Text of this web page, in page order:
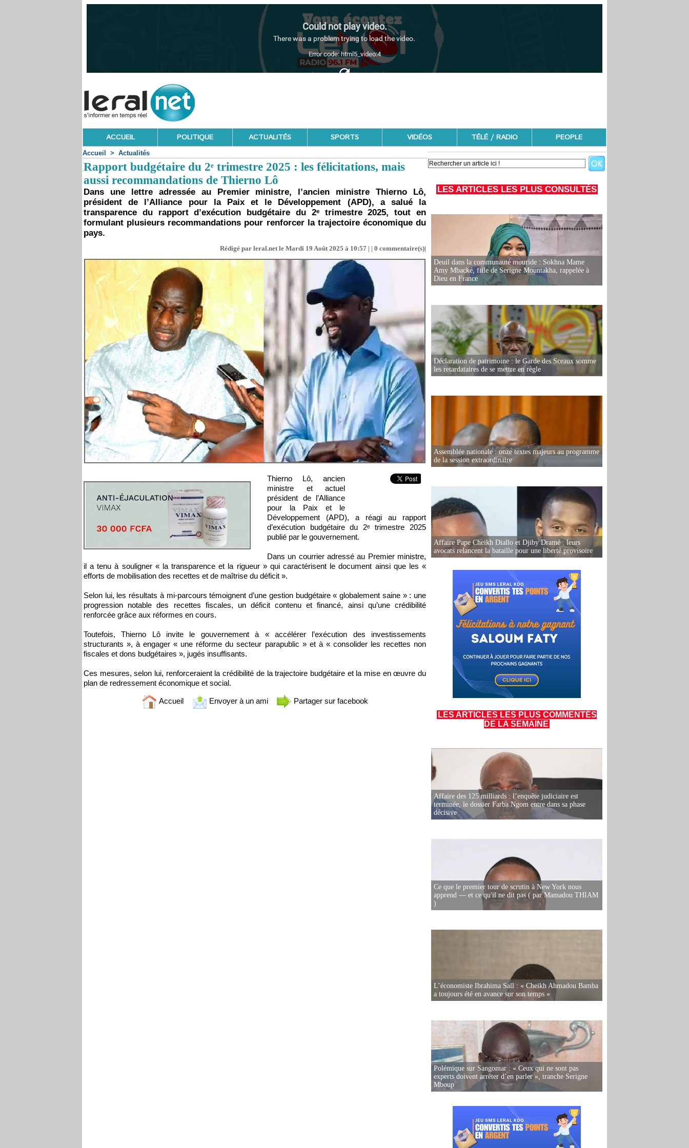
ACCUEIL POLITIQUE ACTUALITÉS SPORTS VIDÉOS TÉLÉ / RADIO PEOPLE
Accueil > Actualités
Rapport budgétaire du 2ᵉ trimestre 2025 : les félicitations, mais
aussi recommandations de Thierno Lô
Dans une lettre adressée au Premier ministre, l’ancien ministre Thierno Lô,
président de l’Alliance pour la Paix et le Développement (APD), a salué la
transparence du rapport d’exécution budgétaire du 2ᵉ trimestre 2025, tout en
formulant plusieurs recommandations pour renforcer la trajectoire économique du
pays.
Rédigé par leral.net le Mardi 19 Août 2025 à 10:57 | | 0 commentaire(s)|
Thierno Lô, ancien
ministre et actuel
président de l’Alliance
pour la Paix et le
Développement (APD), a réagi au rapport
d’exécution budgétaire du 2ᵉ trimestre 2025
publié par le gouvernement.
Dans un courrier adressé au Premier ministre,
il a tenu à souligner « la transparence et la rigueur » qui caractérisent le document ainsi que les «
efforts de mobilisation des recettes et de maîtrise du déficit ».
Selon lui, les résultats à mi-parcours témoignent d’une gestion budgétaire « globalement saine » : une
progression notable des recettes fiscales, un déficit contenu et financé, ainsi qu’une crédibilité
renforcée grâce aux réformes en cours.
Toutefois, Thierno Lô invite le gouvernement à « accélérer l’exécution des investissements
structurants », à engager « une réforme du secteur parapublic » et à « consolider les recettes non
fiscales et dons budgétaires », jugés insuffisants.
Ces mesures, selon lui, renforceraient la crédibilité de la trajectoire budgétaire et la mise en œuvre du
plan de redressement économique et social.
Accueil Envoyer à un ami Partager sur facebook
LES ARTICLES LES PLUS CONSULTÉS
Deuil dans la communauté mouride : Sokhna Mame
Amy Mbacké, fille de Serigne Mountakha, rappelée à
Dieu en France
Déclaration de patrimoine : le Garde des Sceaux somme
les retardataires de se mettre en règle
Assemblée nationale : onze textes majeurs au programme
de la session extraordinaire
Affaire Pape Cheikh Diallo et Djiby Dramé : leurs
avocats relancent la bataille pour une liberté provisoire
LES ARTICLES LES PLUS COMMENTÉS
DE LA SEMAINE
Affaire des 125 milliards : l’enquête judiciaire est
terminée, le dossier Farba Ngom entre dans sa phase
décisive
Ce que le premier tour de scrutin à New York nous
apprend — et ce qu'il ne dit pas ( par Mamadou THIAM
)
L’économiste Ibrahima Sall : « Cheikh Ahmadou Bamba
a toujours été en avance sur son temps »
Polémique sur Sangomar : « Ceux qui ne sont pas
experts doivent arrêter d’en parler », tranche Serigne
Mboup